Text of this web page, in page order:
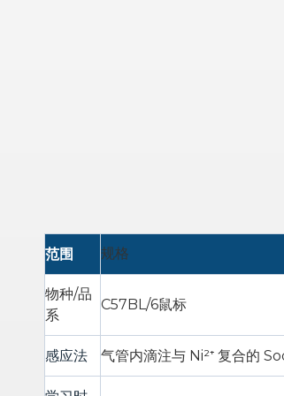
范围 规格
物种/品
系
C57BL/6鼠标
感应法 气管内滴注与 Ni²⁺ 复合的